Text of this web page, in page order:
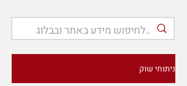
ניתוחי שוק